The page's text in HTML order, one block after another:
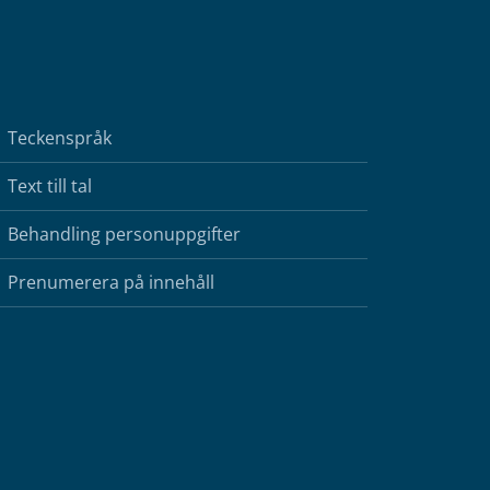
Teckenspråk
Text till tal
Behandling personuppgifter
Prenumerera på innehåll